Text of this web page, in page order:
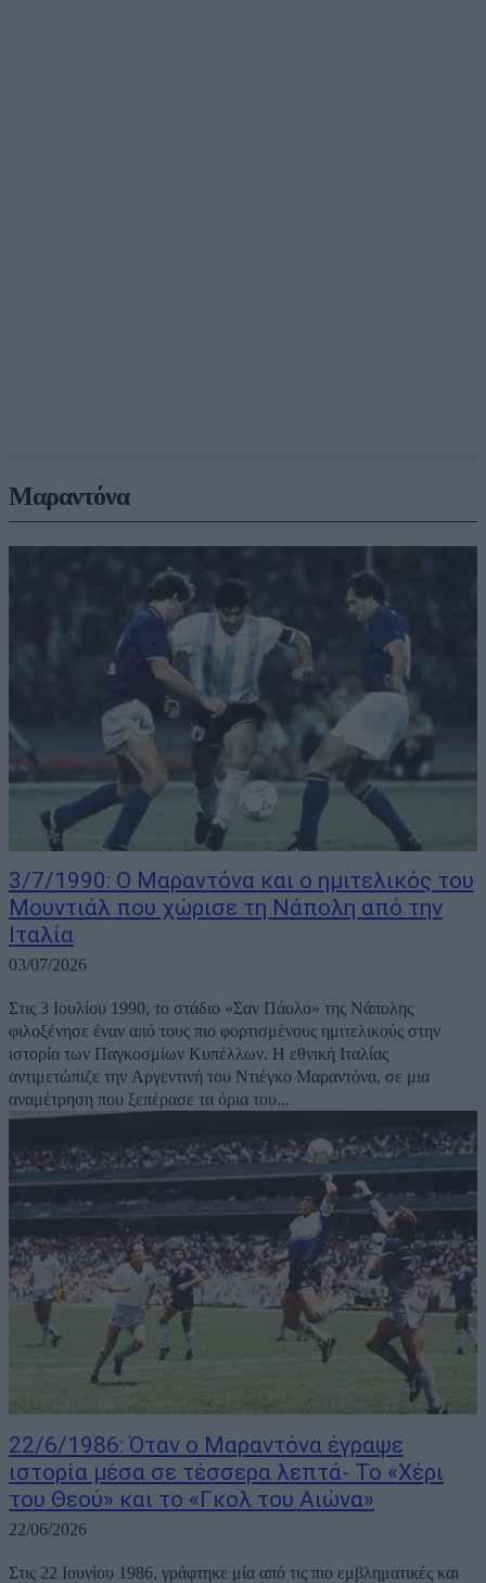
Μαραντόνα
3/7/1990: Ο Μαραντόνα και ο ημιτελικός του
Μουντιάλ που χώρισε τη Νάπολη από την
Ιταλία
03/07/2026
Στις 3 Ιουλίου 1990, το στάδιο «Σαν Πάολο» της Νάπολης
φιλοξένησε έναν από τους πιο φορτισμένους ημιτελικούς στην
ιστορία των Παγκοσμίων Κυπέλλων. Η εθνική Ιταλίας
αντιμετώπιζε την Αργεντινή του Ντιέγκο Μαραντόνα, σε μια
αναμέτρηση που ξεπέρασε τα όρια του...
22/6/1986: Όταν ο Μαραντόνα έγραψε
ιστορία μέσα σε τέσσερα λεπτά- Το «Χέρι
του Θεού» και το «Γκολ του Αιώνα»
22/06/2026
Στις 22 Ιουνίου 1986, γράφτηκε μία από τις πιο εμβληματικές και